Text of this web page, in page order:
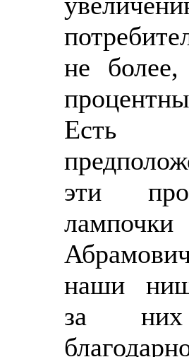
не
Есть
эти
наши
за